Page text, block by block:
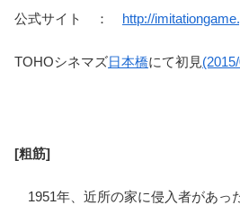
公式サイト ： http://
TOHOシネマズ日本橋にて初見
[粗筋]
1951年、近所の家に侵入者があっ